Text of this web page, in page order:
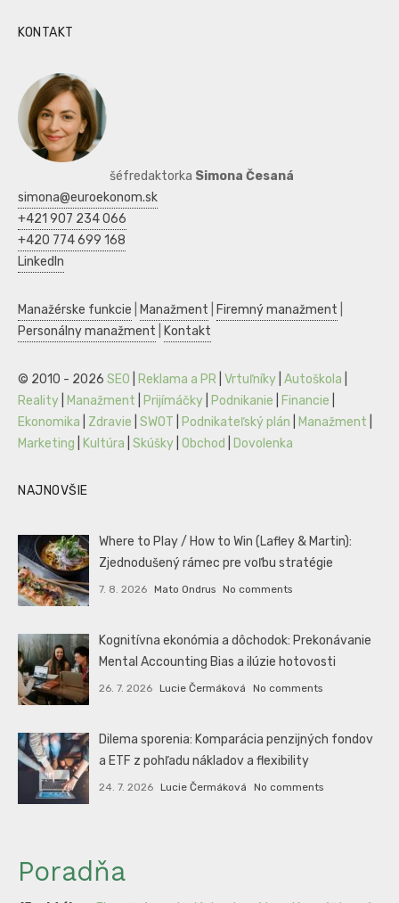
KONTAKT
šéfredaktorka Simona Česaná
simona@euroekonom.sk
+421 907 234 066
+420 774 699 168
LinkedIn
Manažérske funkcie Manažment Firemný manažment
Personálny manažment
Kontakt
© 2010 - 2026 SEO Reklama a PR Vrtuľníky Autoškola
Reality
Manažment Prijímáčky Podnikanie Financie
Ekonomika
Zdravie SWOT Podnikateľský plán Manažment
Marketing
Kultúra Skúšky Obchod Dovolenka
NAJNOVŠIE
Where to Play / How to Win (Lafley & Martin):
Zjednodušený rámec pre voľbu stratégie
7. 8. 2026 Mato Ondrus No comments
Kognitívna ekonómia a dôchodok: Prekonávanie
Mental Accounting Bias a ilúzie hotovosti
26. 7. 2026 Lucie Čermáková No comments
Dilema sporenia: Komparácia penzijných fondov
a ETF z pohľadu nákladov a flexibility
24. 7. 2026 Lucie Čermáková No comments
Poradňa